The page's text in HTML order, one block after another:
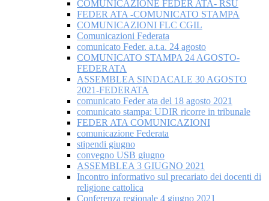
COMUNICAZIONE FEDER ATA- RSU
FEDER ATA -COMUNICATO STAMPA
COMUNICAZIONI FLC CGIL
Comunicazioni Federata
comunicato Feder. a.t.a. 24 agosto
COMUNICATO STAMPA 24 AGOSTO-
FEDERATA
ASSEMBLEA SINDACALE 30 AGOSTO
2021-FEDERATA
comunicato Feder ata del 18 agosto 2021
comunicato stampa: UDIR ricorre in tribunale
FEDER ATA COMUNICAZIONI
comunicazione Federata
stipendi giugno
convegno USB giugno
ASSEMBLEA 3 GIUGNO 2021
Incontro informativo sul precariato dei docenti di
religione cattolica
Conferenza regionale 4 giugno 2021